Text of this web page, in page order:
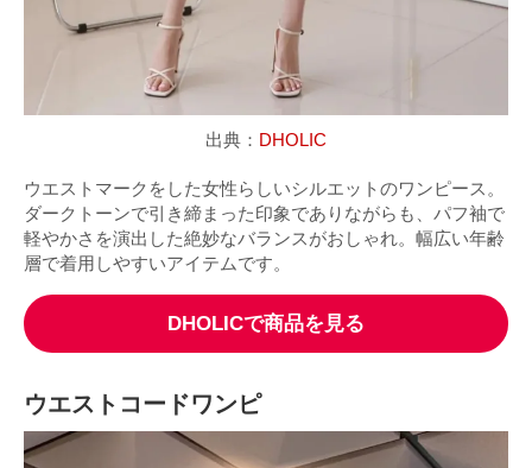
出典： DHOLIC
ウエストマークをした女性らしいシルエットのワンピース。
ダークトーンで引き締まった印象でありながらも、パフ袖で
軽やかさを演出した絶妙なバランスがおしゃれ。幅広い年齢
層で着用しやすいアイテムです。
DHOLICで商品を見る
ウエストコードワンピ